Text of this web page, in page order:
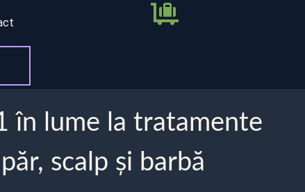
în lume la tratamente
scalp și barbă